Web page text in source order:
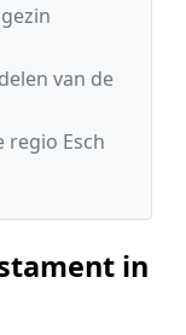
van de
regio Esch
in